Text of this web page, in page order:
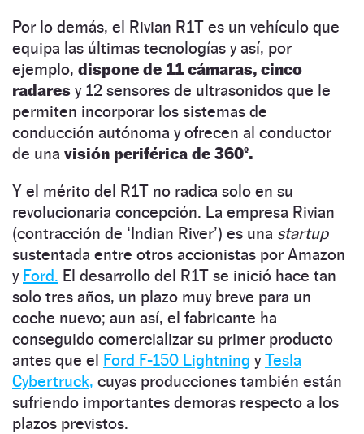
Por lo demás, el Rivian R1T es un vehículo que
equipa las últimas tecnologías y así, por
ejemplo, dispone de 11 cámaras, cinco
radares y 12 sensores de ultrasonidos que le
permiten incorporar los sistemas de
conducción autónoma y ofrecen al conductor
de una visión periférica de 360º.
Y el mérito del R1T no radica solo en su
revolucionaria concepción. La empresa Rivian
(contracción de ‘Indian River’) es una startup
sustentada entre otros accionistas por Amazon
y Ford. El desarrollo del R1T se inició hace tan
solo tres años, un plazo muy breve para un
coche nuevo; aun así, el fabricante ha
conseguido comercializar su primer producto
antes que el Ford F-150 Lightning yTesla
Cybertruck, cuyas producciones también están
sufriendo importantes demoras respecto a los
plazos previstos.